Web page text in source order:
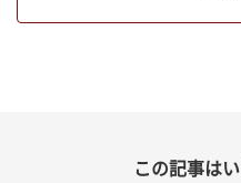
この記事は